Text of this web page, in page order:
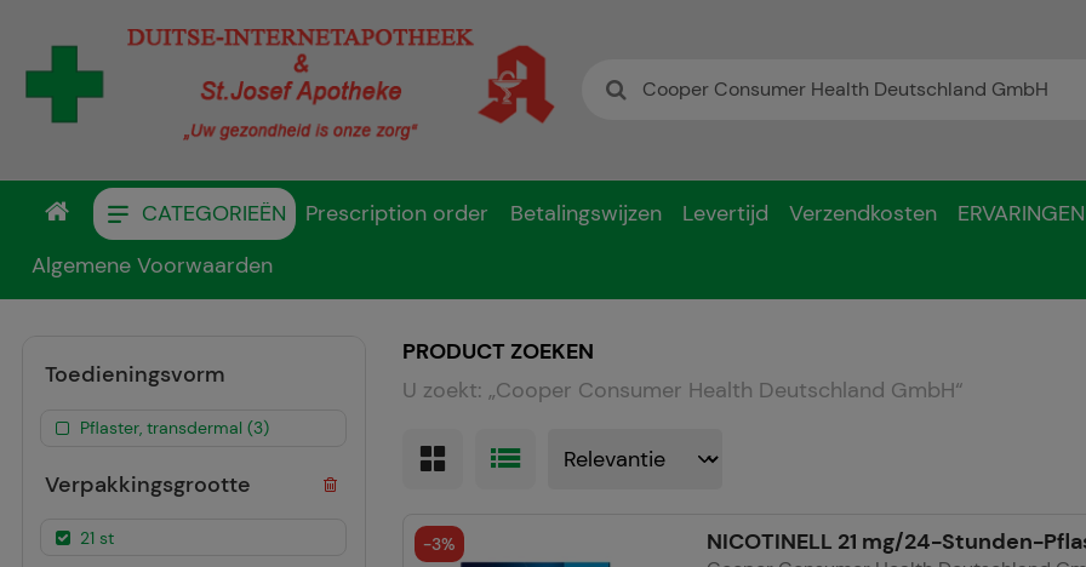
CATEGORIEËN Prescription order Betalingswijzen Levertijd Verzendkosten ERVARINGEN
Algemene Voorwaarden
PRODUCT ZOEKEN
U zoekt: „Cooper Consumer Health Deutschland GmbH“
NICOTINELL 21 mg/24-Stunden-
-3%
Toedieningsvorm
Pflaster, transdermal (3)
Verpakkingsgrootte
21 st